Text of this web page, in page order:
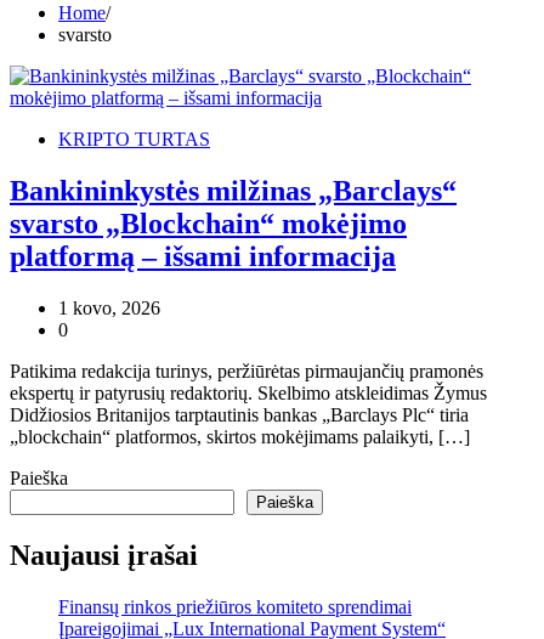
Home
svarsto
KRIPTO TURTAS
Bankininkystės milžinas „Barclays“
svarsto „Blockchain“ mokėjimo
platformą – išsami informacija
1 kovo, 2026
0
Patikima redakcija turinys, peržiūrėtas pirmaujančių pramonės
ekspertų ir patyrusių redaktorių. Skelbimo atskleidimas Žymus
Didžiosios Britanijos tarptautinis bankas „Barclays Plc“ tiria
„blockchain“ platformos, skirtos mokėjimams palaikyti, […]
Paieška
Paieška
Naujausi įrašai
Finansų rinkos priežiūros komiteto sprendimai
Įpareigojimai „Lux International Payment System“